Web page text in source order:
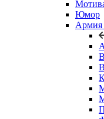
Юмор
Армия